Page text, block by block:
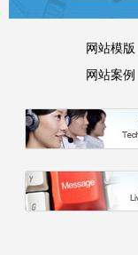
网站模版
网站案例